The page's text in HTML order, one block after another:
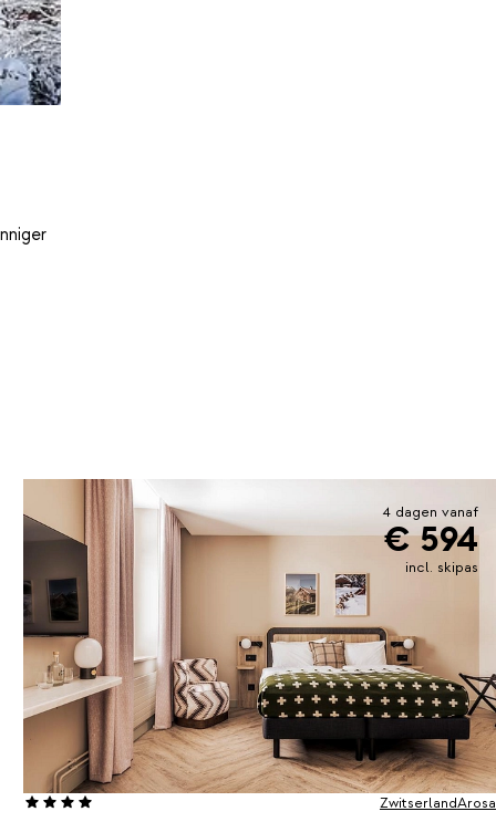
4 dagen vanaf
€ 594
incl. skipas
ZwitserlandArosa